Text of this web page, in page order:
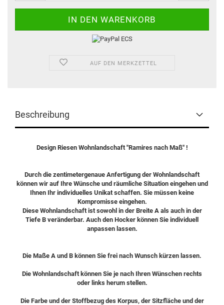
AUF DEN MERKZETTEL
Beschreibung
Design Riesen Wohnlandschaft "Ramires nach Maß" !
Durch die zentimetergenaue Anfertigung der Wohnlandschaft
können wir auf Ihre Wünsche und räumliche Situation eingehen und
Ihnen Ihr individuelles Unikat schaffen. Sie müssen keine
Kompromisse eingehen.
Diese Wohnlandschaft ist sowohl in der Breite A als auch in der
Tiefe B veränderbar. Auch den Hocker können Sie individuell
anpassen lassen.
Die Maße A und B können Sie frei nach Wunsch kürzen lassen.
Die Wohnlandschaft können Sie je nach Ihren Wünschen rechts
oder links herum stellen.
Die Farbe und der Stoffbezug des Korpus, der Sitzfläche und der